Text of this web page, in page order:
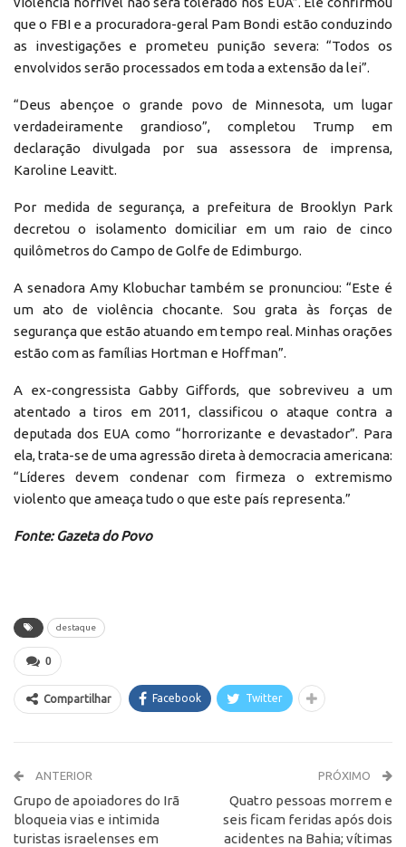
que o FBI e a procuradora-geral Pam Bondi estão conduzindo
as investigações e prometeu punição severa: “Todos os
envolvidos serão processados em toda a extensão da lei”.
“Deus abençoe o grande povo de Minnesota, um lugar
verdadeiramente grandioso”, completou Trump em
declaração divulgada por sua assessora de imprensa,
Karoline Leavitt.
Por medida de segurança, a prefeitura de Brooklyn Park
decretou o isolamento domiciliar em um raio de cinco
quilômetros do Campo de Golfe de Edimburgo.
A senadora Amy Klobuchar também se pronunciou: “Este é
um ato de violência chocante. Sou grata às forças de
segurança que estão atuando em tempo real. Minhas orações
estão com as famílias Hortman e Hoffman”.
A ex-congressista Gabby Giffords, que sobreviveu a um
atentado a tiros em 2011, classificou o ataque contra a
deputada dos EUA como “horrorizante e devastador”. Para
ela, trata-se de uma agressão direta à democracia americana:
“Líderes devem condenar com firmeza o extremismo
violento que ameaça tudo o que este país representa.”
Fonte: Gazeta do Povo
destaque
0
Compartilhar Facebook Twitter
ANTERIOR
Grupo de apoiadores do Irã
bloqueia vias e intimida
turistas israelenses em
PRÓXIMO
Quatro pessoas morrem e
seis ficam feridas após dois
acidentes na Bahia; vítimas